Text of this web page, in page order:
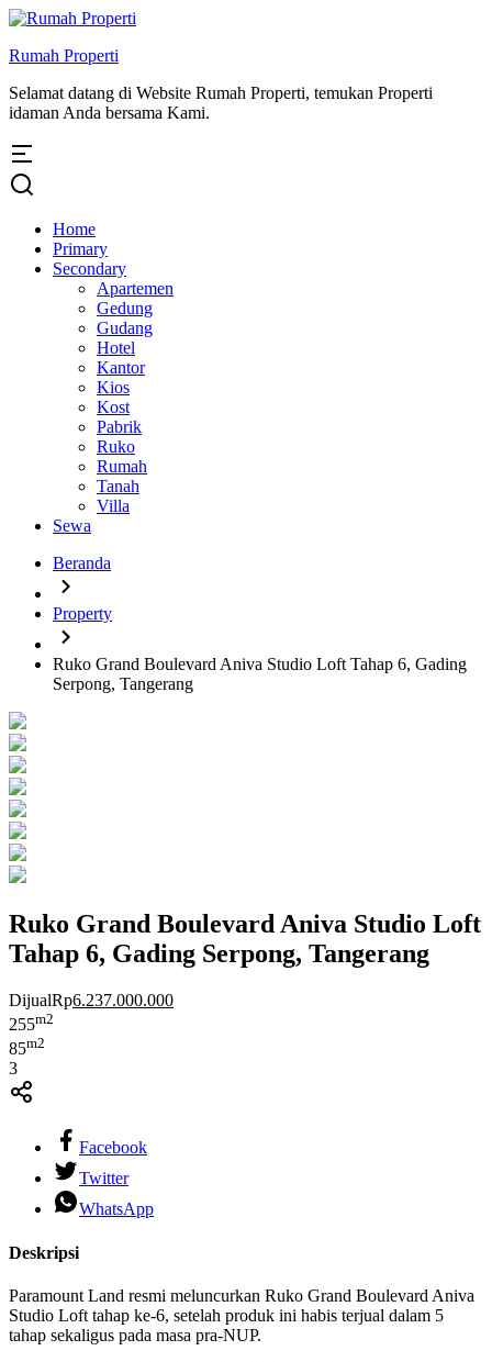
Rumah Properti
Selamat datang di Website Rumah Properti, temukan Properti
idaman Anda bersama Kami.
Home
Primary
Secondary
Apartemen
Gedung
Gudang
Hotel
Kantor
Kios
Kost
Pabrik
Ruko
Rumah
Tanah
Villa
Sewa
Beranda
Property
Ruko Grand Boulevard Aniva Studio Loft Tahap 6, Gading
Serpong, Tangerang
Ruko Grand Boulevard Aniva Studio Loft
Tahap 6, Gading Serpong, Tangerang
DijualRp6.237.000.000
255m2
85m2
3
Facebook
Twitter
WhatsApp
Deskripsi
Paramount Land resmi meluncurkan Ruko Grand Boulevard Aniva
Studio Loft tahap ke-6, setelah produk ini habis terjual dalam 5
tahap sekaligus pada masa pra-NUP.